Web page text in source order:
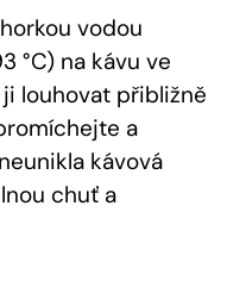
vodou
°C) na kávu ve
louhovat přibližně
a
kávová
chuť a